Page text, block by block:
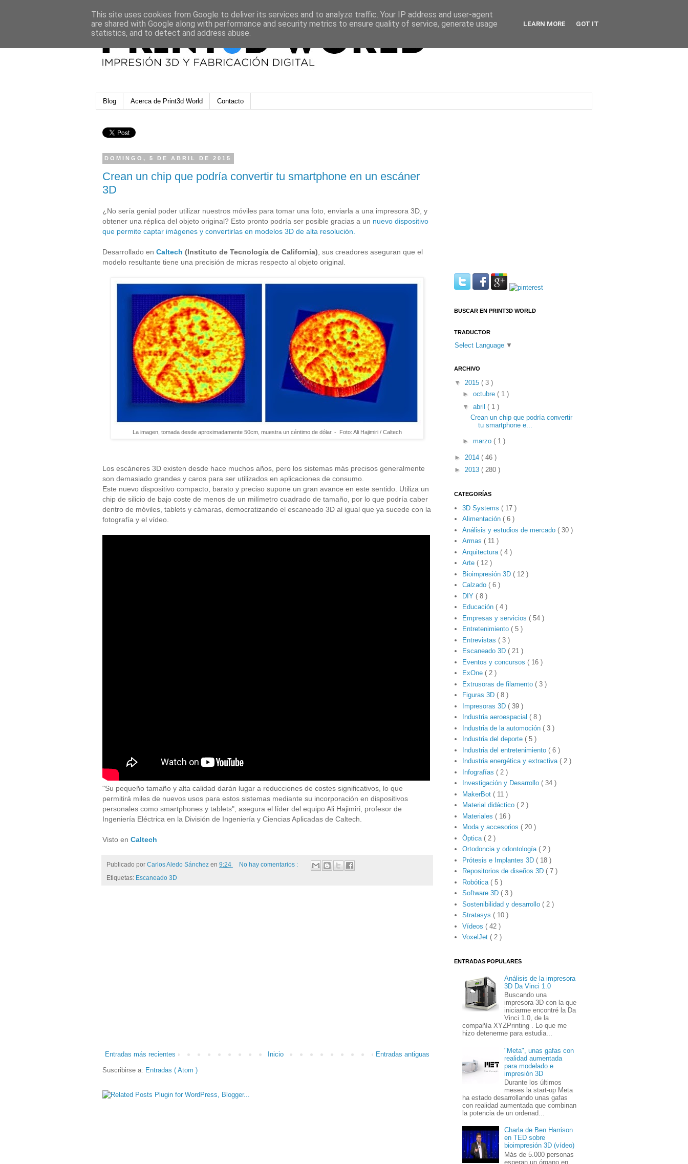
Blog Acerca de Print3d World Contacto
DOMINGO, 5 DE ABRIL DE 2015
Crean un chip que podría convertir tu smartphone en un escáner
3D
¿No sería genial poder utilizar nuestros móviles para tomar una foto, enviarla a una impresora 3D, y
obtener una réplica del objeto original? Esto pronto podría ser posible gracias a un nuevo dispositivo
que permite captar imágenes y convertirlas en modelos 3D de alta resolución.
Desarrollado en Caltech (Instituto de Tecnología de California) , sus creadores aseguran que el
modelo resultante tiene una precisión de micras respecto al objeto original.
La imagen, tomada desde aproximadamente 50cm, muestra un céntimo de dólar. - Foto: Ali Hajimiri / Caltech
Los escáneres 3D existen desde hace muchos años, pero los sistemas más precisos generalmente
son demasiado grandes y caros para ser utilizados en aplicaciones de consumo.
Este nuevo dispositivo compacto, barato y preciso supone un gran avance en este sentido. Utiliza un
chip de silicio de bajo coste de menos de un milímetro cuadrado de tamaño, por lo que podría caber
dentro de móviles, tablets y cámaras, democratizando el escaneado 3D al igual que ya sucede con la
fotografía y el vídeo.
"Su pequeño tamaño y alta calidad darán lugar a reducciones de costes significativos, lo que
permitirá miles de nuevos usos para estos sistemas mediante su incorporación en dispositivos
personales como smartphones y tablets", asegura el líder del equipo Ali Hajimiri, profesor de
Ingeniería Eléctrica en la División de Ingeniería y Ciencias Aplicadas de Caltech.
Visto en Caltech
Publicado por Carlos Aledo Sánchez en 9:24
No hay comentarios :
Etiquetas: Escaneado 3D
Entradas más recientes Entradas antiguas
Inicio
Suscribirse a: Entradas ( Atom )
BUSCAR EN PRINT3D WORLD
TRADUCTOR
Select Language ▼
ARCHIVO
▼ 2015 ( 3 )
► octubre ( 1 )
▼ abril ( 1 )
Crean un chip que podría convertir
tu smartphone e...
► marzo ( 1 )
► 2014 ( 46 )
► 2013 ( 280 )
CATEGORÍAS
3D Systems( 17 )
Alimentación( 6 )
Análisis y estudios de mercado( 30 )
Armas( 11 )
Arquitectura( 4 )
Arte( 12 )
Bioimpresión 3D( 12 )
Calzado( 6 )
DIY( 8 )
Educación( 4 )
Empresas y servicios( 54 )
Entretenimiento( 5 )
Entrevistas( 3 )
Escaneado 3D( 21 )
Eventos y concursos( 16 )
ExOne( 2 )
Extrusoras de filamento( 3 )
Figuras 3D( 8 )
Impresoras 3D( 39 )
Industria aeroespacial( 8 )
Industria de la automoción( 3 )
Industria del deporte( 5 )
Industria del entretenimiento( 6 )
Industria energética y extractiva( 2 )
Infografías( 2 )
Investigación y Desarrollo( 34 )
MakerBot( 11 )
Material didáctico( 2 )
Materiales( 16 )
Moda y accesorios( 20 )
Óptica( 2 )
Ortodoncia y odontología( 2 )
Prótesis e Implantes 3D( 18 )
Repositorios de diseños 3D( 7 )
Robótica( 5 )
Software 3D( 3 )
Sostenibilidad y desarrollo( 2 )
Stratasys( 10 )
Vídeos( 42 )
VoxelJet( 2 )
ENTRADAS POPULARES
Análisis de la impresora
3D Da Vinci 1.0
Buscando una
impresora 3D con la que
iniciarme encontré la Da
Vinci 1.0, de la
compañía XYZPrinting . Lo que me
hizo detenerme para estudia...
"Meta", unas gafas con
realidad aumentada
para modelado e
impresión 3D
Durante los últimos
meses la start-up Meta
ha estado desarrollando unas gafas
con realidad aumentada que combinan
la potencia de un ordenad...
Charla de Ben Harrison
en TED sobre
bioimpresión 3D (vídeo)
Más de 5.000 personas
esperan un órgano en
This site uses cookies from Google to deliver its services and to analyze traffic. Your IP address and user-agent
are shared with Google along with performance and security metrics to ensure quality of service, generate usage
statistics, and to detect and address abuse.
LEARN MORE GOT IT